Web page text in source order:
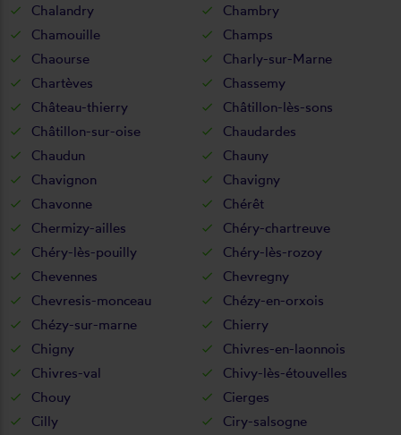
Chalandry
Chambry
Chamouille
Champs
Chaourse
Charly-sur-Marne
Chartèves
Chassemy
Château-thierry
Châtillon-lès-sons
Châtillon-sur-oise
Chaudardes
Chaudun
Chauny
Chavignon
Chavigny
Chavonne
Chérêt
Chermizy-ailles
Chéry-chartreuve
Chéry-lès-pouilly
Chéry-lès-rozoy
Chevennes
Chevregny
Chevresis-monceau
Chézy-en-orxois
Chézy-sur-marne
Chierry
Chigny
Chivres-en-laonnois
Chivres-val
Chivy-lès-étouvelles
Chouy
Cierges
Cilly
Ciry-salsogne